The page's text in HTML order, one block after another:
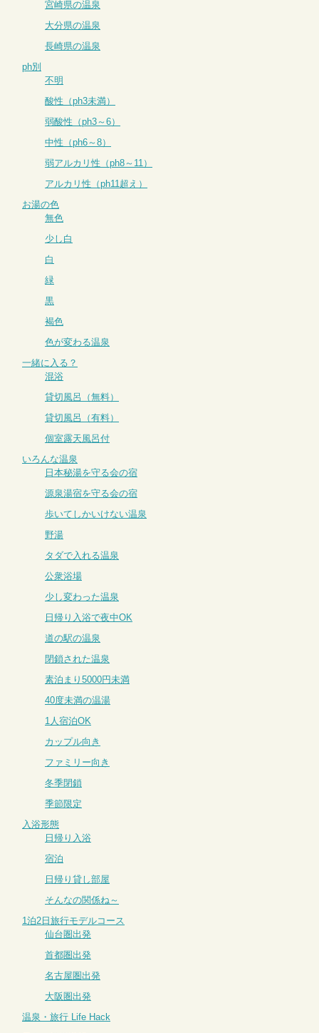
宮崎県の温泉
大分県の温泉
長崎県の温泉
ph別
不明
酸性（ph3未満）
弱酸性（ph3～6）
中性（ph6～8）
弱アルカリ性（ph8～11）
アルカリ性（ph11超え）
お湯の色
無色
少し白
白
緑
黒
褐色
色が変わる温泉
一緒に入る？
混浴
貸切風呂（無料）
貸切風呂（有料）
個室露天風呂付
いろんな温泉
日本秘湯を守る会の宿
源泉湯宿を守る会の宿
歩いてしかいけない温泉
野湯
タダで入れる温泉
公衆浴場
少し変わった温泉
日帰り入浴で夜中OK
道の駅の温泉
閉鎖された温泉
素泊まり5000円未満
40度未満の温湯
1人宿泊OK
カップル向き
ファミリー向き
冬季閉鎖
季節限定
入浴形態
日帰り入浴
宿泊
日帰り貸し部屋
そんなの関係ね～
1泊2日旅行モデルコース
仙台圏出発
首都圏出発
名古屋圏出発
大阪圏出発
温泉・旅行 Life Hack